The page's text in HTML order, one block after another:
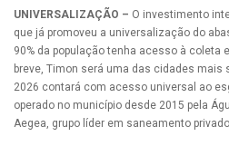
UNIVERSALIZAÇÃO – O investimento
que já promoveu a universalização do
90% da população tenha acesso à coleta
breve, Timon será uma das cidades mais
2026 contará com acesso universal ao
operado no município desde 2015 pela
Aegea, grupo líder em saneamento